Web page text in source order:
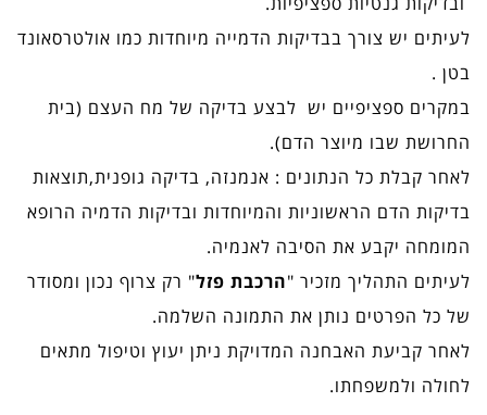
לעיתים יש צורך בבדיקות הדמייה מיוחדות כמו אולטרסאונד
בטן .
במקרים ספציפיים יש לבצע בדיקה של מח העצם (בית
החרושת שבו מיוצר הדם).
לאחר קבלת כל הנתונים : אנמנזה, בדיקה גופנית,תוצאות
בדיקות הדם הראשוניות והמיוחדות ובדיקות הדמיה הרופא
המומחה יקבע את הסיבה לאנמיה.
לעיתים התהליך מזכיר "הרכבת פזל" רק צרוף נכון ומסודר
של כל הפרטים נותן את התמונה השלמה.
לאחר קביעת האבחנה המדויקת ניתן יעוץ וטיפול מתאים
לחולה ולמשפחתו.